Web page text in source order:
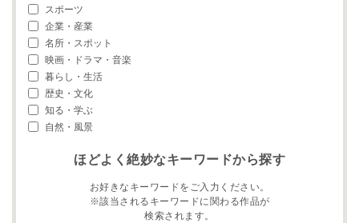
スポーツ
企業・産業
名所・スポット
映画・ドラマ・音楽
暮らし・生活
歴史・文化
知る・学ぶ
自然・風景
ほどよく絶妙なキーワードから探す
お好きなキーワードをご入力ください。
※該当されるキーワードに関わる作品が
検索されます。